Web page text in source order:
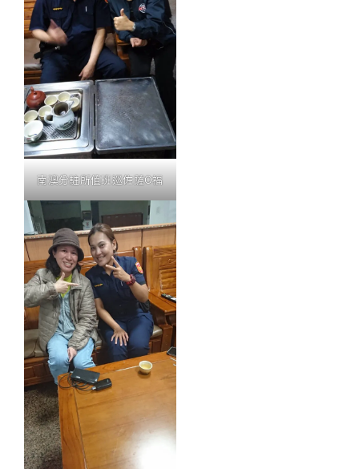
南澳分駐所值班巡佐薩O福